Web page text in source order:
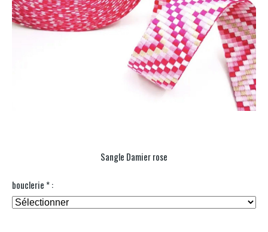
Sangle Damier rose
bouclerie *: